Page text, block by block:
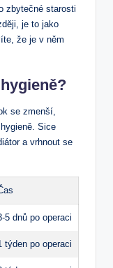
⁤zbytečné starosti
je to‌ jako
že je v něm
se zmenší,
Sice
a vrhnout se
5 dnů po operaci
týden po operaci